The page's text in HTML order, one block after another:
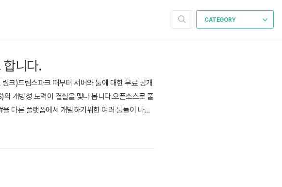
CATEGORY
니다.
크)드림스파크 때부터 서버와 툴에 대한 무료 공개
개방성 노력이 결실을 맺나 봅니다.오픈소스로 풀
다른 플랫폼에서 개발하기위한 여러 툴들이 나왔
리눅스인 저에게는 좋은 소식이기는 하네요. (그런